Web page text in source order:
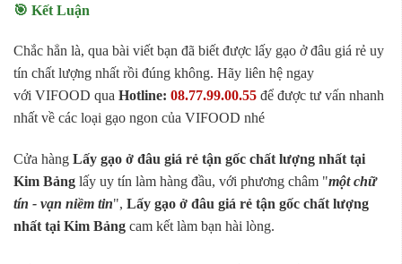
🎯 Kết Luận
Chắc hẳn là, qua bài viết bạn đã biết được lấy gạo ở đâu giá rẻ uy
tín chất lượng nhất rồi đúng không. Hãy liên hệ ngay
với VIFOOD qua Hotline: 08.77.99.00.55 để được tư vấn nhanh
nhất về các loại gạo ngon của VIFOOD nhé
Cửa hàng Lấy gạo ở đâu giá rẻ tận gốc chất lượng nhất tại
Kim Bảng lấy uy tín làm hàng đầu, với phương châm "một chữ
tín - vạn niềm tin", Lấy gạo ở đâu giá rẻ tận gốc chất lượng
nhất tại Kim Bảng cam kết làm bạn hài lòng.